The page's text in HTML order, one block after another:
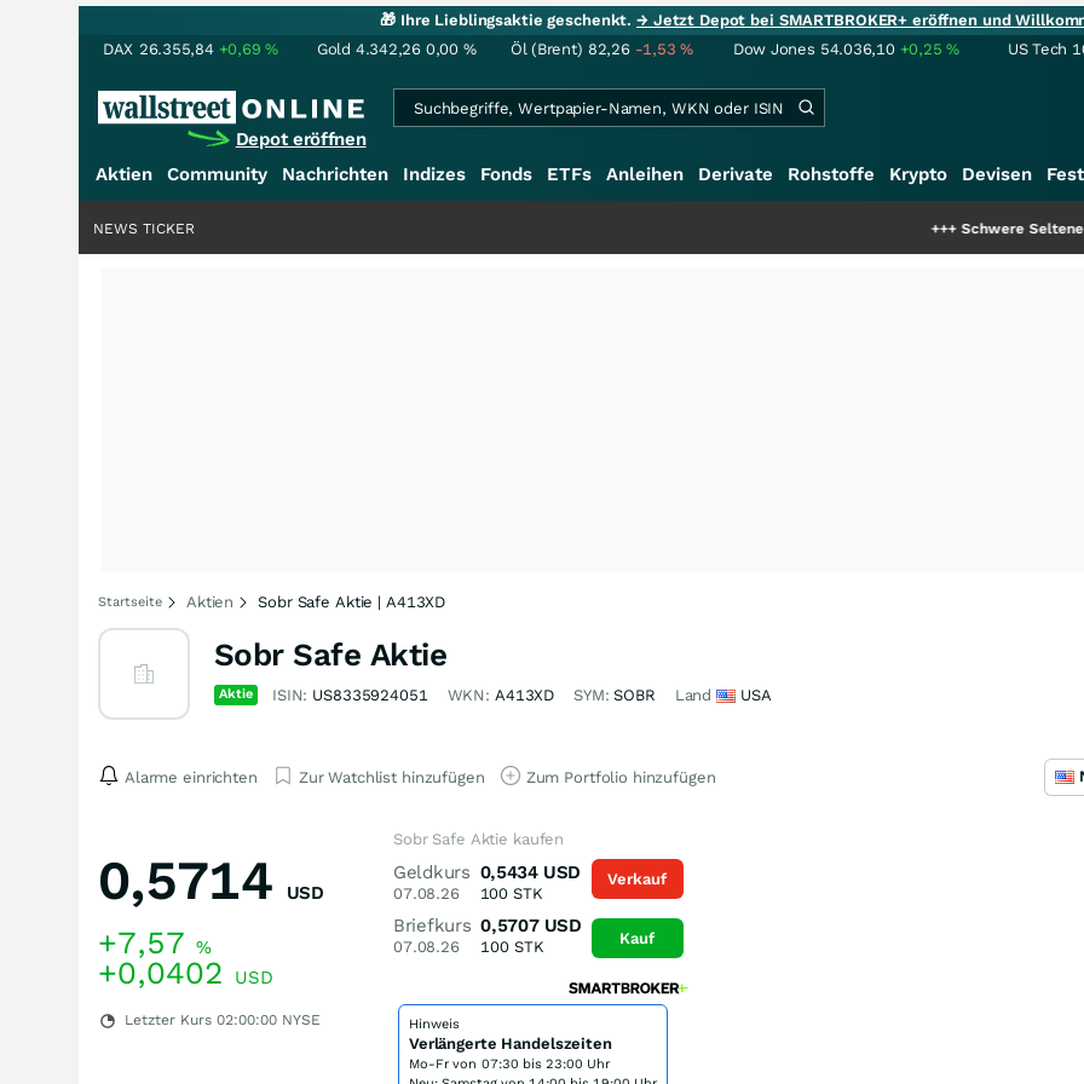
🎁 Ihre Lieblingsaktie geschenkt.→ Jetzt Depot bei SMARTBROKER+ eröffnen und
DAX 26.355,84 +0,69% Gold 4.342,26 0,00 % Öl (Brent) 82,26 -1,53% Dow Jones 54.036,10 +0,25% US Tech
Depot eröffnen
Aktien
Community Nachrichten Indizes Fonds ETFs Anleihen Derivate Rohstoffe Krypto Devisen
Schwere Seltene Erden:
NEWS TICKER
Startseite Aktien Sobr Safe Aktie | A413XD
Sobr Safe Aktie
Aktie ISIN: US8335924051 WKN: A413XD SYM:SOBR Land USA
Alarme einrichten Zur Watchlist hinzufügen Zum Portfolio hinzufügen
0,5714 USD
+7,57 %
+0,0402 USD
Letzter Kurs 02:00:00 NYSE
Sobr Safe Aktie kaufen
Geldkurs
07.08.26
0,5434 USD
100 STK
Briefkurs
07.08.26
0,5707 USD
100STK
Verkauf
Kauf
Hinweis
Verlängerte Handelszeiten
Mo-Fr von 07:30 bis 23:00 Uhr